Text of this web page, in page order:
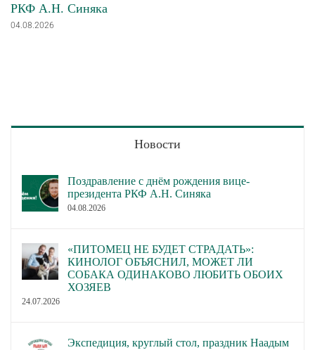
РКФ А.Н. Синяка
04.08.2026
Новости
Поздравление с днём рождения вице-
президента РКФ А.Н. Синяка
04.08.2026
«ПИТОМЕЦ НЕ БУДЕТ СТРАДАТЬ»:
КИНОЛОГ ОБЪЯСНИЛ, МОЖЕТ ЛИ
СОБАКА ОДИНАКОВО ЛЮБИТЬ ОБОИХ
ХОЗЯЕВ
24.07.2026
Экспедиция, круглый стол, праздник Наадым